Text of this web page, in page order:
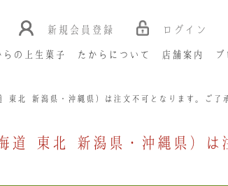
新規会員登録 ログイン
らの上生菓子 たからについて 店舗案内 ブ
北･新潟県・沖縄県）は注文不可となります。ご了
･東北･新潟県・沖縄県）は